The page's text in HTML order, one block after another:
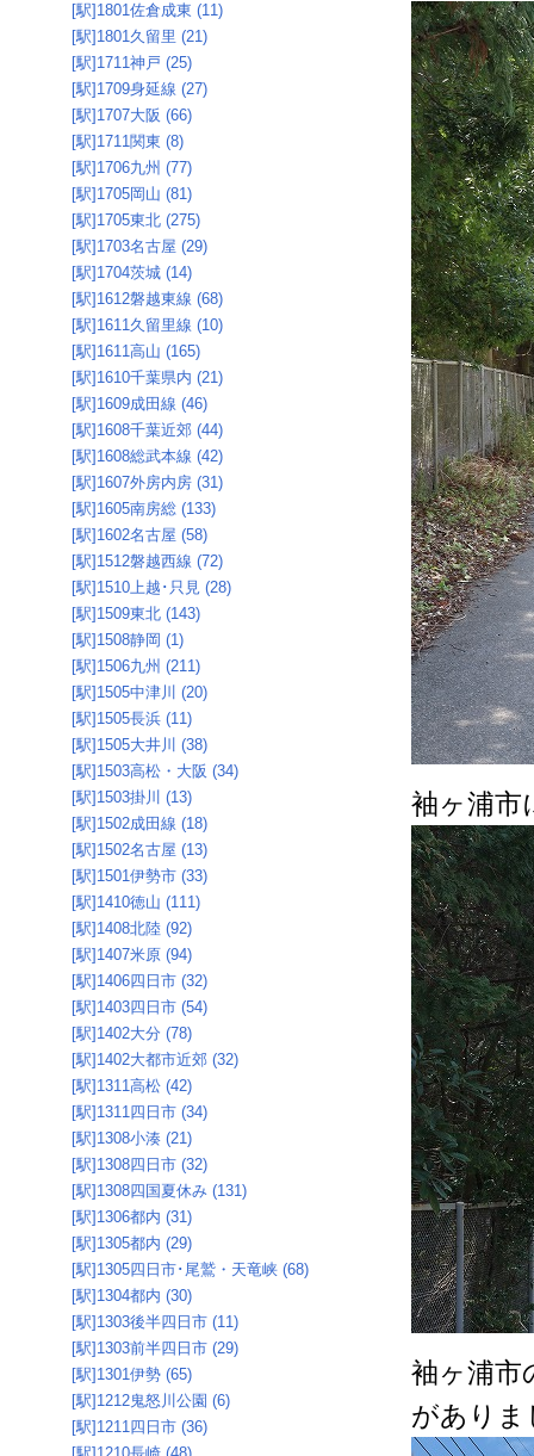
袖ヶ浦市
袖ヶ浦市
がありま
[駅]1801佐倉成東 (11)
[駅]1801久留里 (21)
[駅]1711神戸 (25)
[駅]1709身延線 (27)
[駅]1707大阪 (66)
[駅]1711関東 (8)
[駅]1706九州 (77)
[駅]1705岡山 (81)
[駅]1705東北 (275)
[駅]1703名古屋 (29)
[駅]1704茨城 (14)
[駅]1612磐越東線 (68)
[駅]1611久留里線 (10)
[駅]1611高山 (165)
[駅]1610千葉県内 (21)
[駅]1609成田線 (46)
[駅]1608千葉近郊 (44)
[駅]1608総武本線 (42)
[駅]1607外房内房 (31)
[駅]1605南房総 (133)
[駅]1602名古屋 (58)
[駅]1512磐越西線 (72)
[駅]1510上越･只見 (28)
[駅]1509東北 (143)
[駅]1508静岡 (1)
[駅]1506九州 (211)
[駅]1505中津川 (20)
[駅]1505長浜 (11)
[駅]1505大井川 (38)
[駅]1503高松・大阪 (34)
[駅]1503掛川 (13)
[駅]1502成田線 (18)
[駅]1502名古屋 (13)
[駅]1501伊勢市 (33)
[駅]1410徳山 (111)
[駅]1408北陸 (92)
[駅]1407米原 (94)
[駅]1406四日市 (32)
[駅]1403四日市 (54)
[駅]1402大分 (78)
[駅]1402大都市近郊 (32)
[駅]1311高松 (42)
[駅]1311四日市 (34)
[駅]1308小湊 (21)
[駅]1308四日市 (32)
[駅]1308四国夏休み (131)
[駅]1306都内 (31)
[駅]1305都内 (29)
[駅]1305四日市･尾鷲・天竜峡 (68)
[駅]1304都内 (30)
[駅]1303後半四日市 (11)
[駅]1303前半四日市 (29)
[駅]1301伊勢 (65)
[駅]1212鬼怒川公園 (6)
[駅]1211四日市 (36)